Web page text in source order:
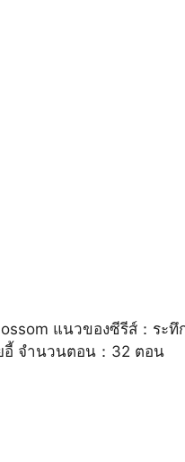
แนวของซีรีส์：ร
อี้ จำนวนตอน：32 ตอน